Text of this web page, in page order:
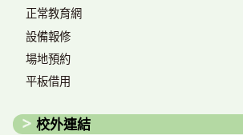
正常教育網
設備報修
場地預約
平板借用
校外連結